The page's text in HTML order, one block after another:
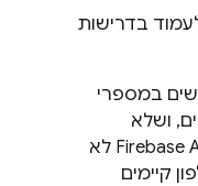
בדרישות
במספרי
ושלא
Firebase לא
קיימים